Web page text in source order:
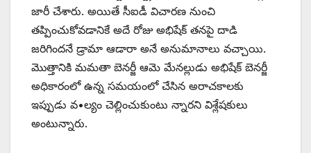
జారీ చేశారు. అయితే సీఐడీ విచారణ నుంచి
తప్పించుకోవడానికే అదే రోజు అభిషేక్‌ ‌తనపై దాడి
జరిగిందనే డ్రామా ఆడారా అనే అనుమానాలు వచ్చాయి.
మొత్తానికి మమతా బెనర్జీ ఆమె మేనల్లుడు అభిషేక్‌ ‌బెనర్జీ
అధికారంలో ఉన్న సమయంలో చేసిన అరాచకాలకు
ఇప్పుడు వ•ల్యం చెల్లించుకుంటు న్నారని విశ్లేషకులు
అంటున్నారు.